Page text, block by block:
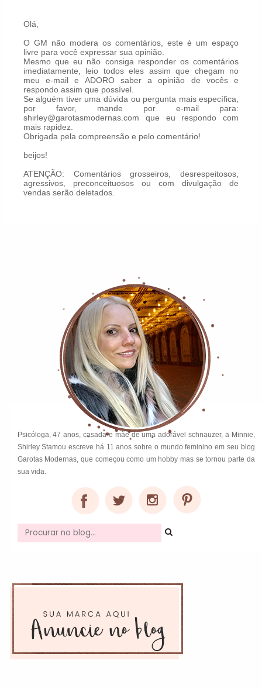
Olá,
O GM não modera os comentários, este é um espaço
livre para você expressar sua opinião.
Mesmo que eu não consiga responder os comentários
imediatamente, leio todos eles assim que chegam no
meu e-mail e ADORO saber a opinião de vocês e
respondo assim que possível.
Se alguém tiver uma dúvida ou pergunta mais específica,
por favor, mande por e-mail para:
shirley@garotasmodernas.com que eu respondo com
mais rapidez.
Obrigada pela compreensão e pelo comentário!
beijos!
ATENÇÃO: Comentários grosseiros, desrespeitosos,
agressivos, preconceituosos ou com divulgação de
vendas serão deletados.
Psicóloga, 47 anos, casada e mãe de uma adorável schnauzer, a Minnie,
Shirley Stamou escreve há 11 anos sobre o mundo feminino em seu blog
Garotas Modernas, que começou como um hobby mas se tornou parte da
sua vida.